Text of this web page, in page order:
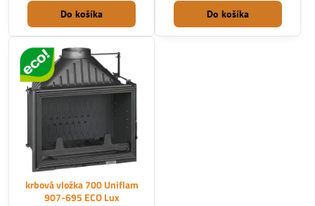
korpuse. Má čiastočný systém
čistého skla, zdvojenú zadnú stenu,
deflektor. Nasávanie vzduchu je cez
popolník, kde sa dá regulovať
množstvo vzduchu pre horenie,
frekvencia prikladania závisí od
polohy tohto...
Do košíka
klapku. Má čiastočný systém
čistého skla, zdvojenú zadnú stenu,
deflektor. Nasávanie vzduchu je cez
popolník, kde sa dá regulovať
Do košíka
krbová vložka 700 Uniflam
907-695 ECO Lux